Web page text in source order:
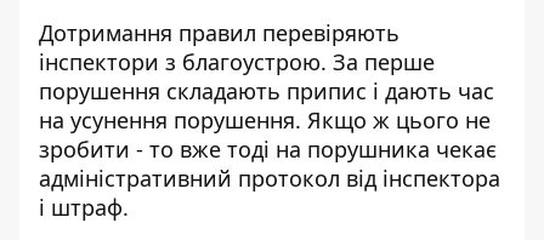
Дотримання правил перевіряють
інспектори з благоустрою. За перше
порушення складають припис і дають час
на усунення порушення. Якщо ж цього не
зробити - то вже тоді на порушника чекає
адміністративний протокол від інспектора
і штраф.